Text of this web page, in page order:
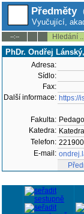
Předměty
Vyučující,
--:-- Hledání
PhDr. Ondřej
Adresa:
Sídlo:
Fax:
Další informace: https://
Fakulta:
Katedra:
Telefon:
E-mail: